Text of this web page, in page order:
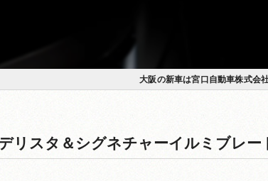
大阪の新車は宮口自動車株式会
リスタ＆シグネチャーイルミブレー